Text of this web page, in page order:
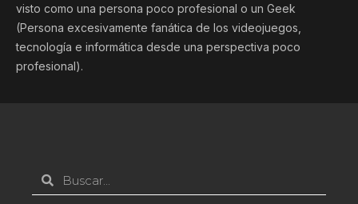
visto como una persona poco profesional o un Geek
(Persona excesivamente fanática de los videojuegos,
tecnología e informática desde una perspectiva poco
profesional).